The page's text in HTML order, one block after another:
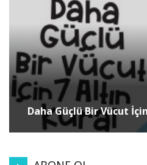
Daha Güçlü Bir Vücut